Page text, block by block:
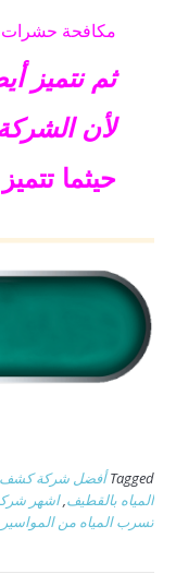
مكافحة حشرات
ثم نتميز
لأن
حيثما
Tagged أفضل شركة كشف
المياه بالقطيف,اشهر
تسرب المياه من